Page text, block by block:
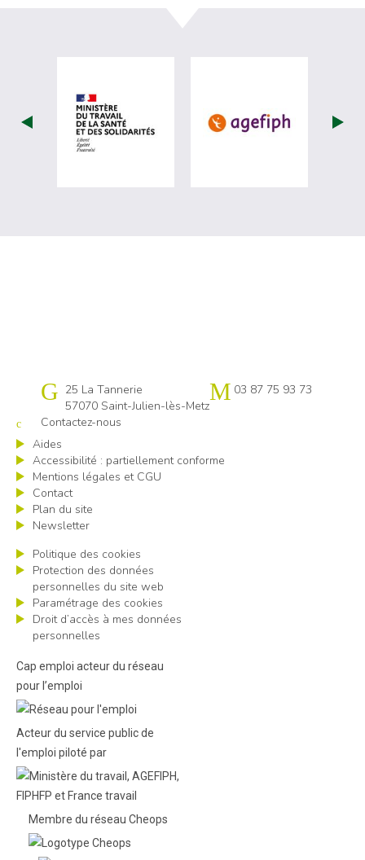
visiter les site de Ministère du travail
visiter les
Cap emploi 57
25 La Tannerie
57070 Saint-Julien-lès-Metz
03 87 75 93 73
Contactez-nous
Aides
Accessibilité : partiellement conforme
Mentions légales et CGU
Contact
Plan du site
Newsletter
Politique des cookies
Protection des données
personnelles du site web
Paramétrage des cookies
Droit d’accès à mes données
personnelles
Cap emploi acteur du réseau
pour l’emploi
Acteur du service public de
l'emploi piloté par
Membre du réseau Cheops